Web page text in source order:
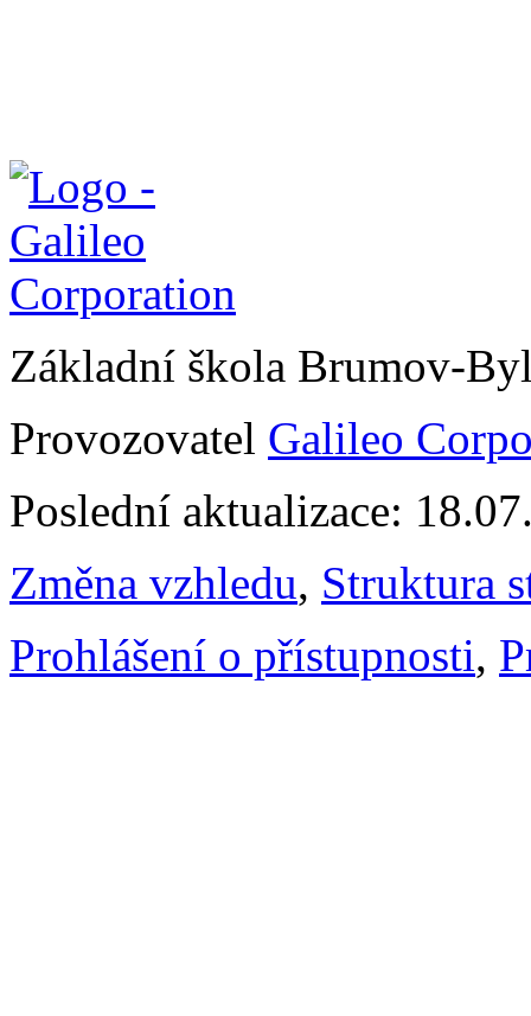
Základní škola Brumov-
Provozovatel Galileo
Poslední aktualizace:
Změna vzhledu, Struktura
Prohlášení o přístupnosti,